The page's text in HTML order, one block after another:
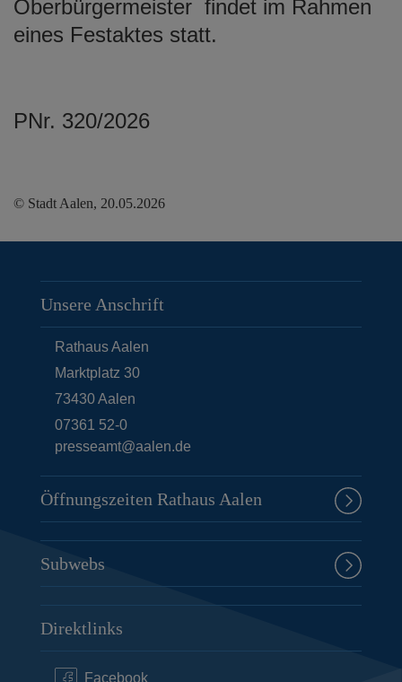
Oberbürgermeister findet im Rahmen
eines Festaktes statt.
PNr. 320/2026
© Stadt Aalen, 20.05.2026
Unsere Anschrift
Rathaus Aalen
Marktplatz 30
73430Aalen
07361 52-0
presseamt@aalen.de
Öffnungszeiten Rathaus Aalen
Subwebs
Direktlinks
Facebook